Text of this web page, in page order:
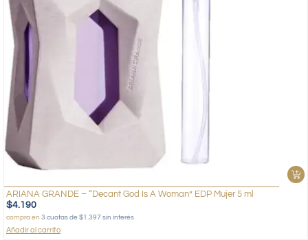
ARIANA GRANDE – “Decant God Is A Woman” EDP Mujer 5 ml
$4.190
compra en 3 cuotas de $1.397 sin interés
Añadir al carrito